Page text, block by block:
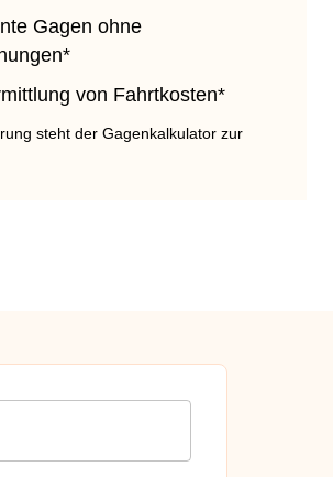
Gagen ohne
von Fahrtkosten*
steht der Gagenkalkulator zur